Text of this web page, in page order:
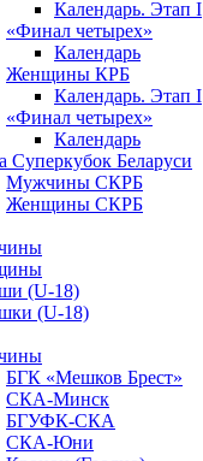
Календарь. Этап I
«Финал четырех»
Календарь
Женщины КРБ
Календарь. Этап I
«Финал четырех»
Календарь
Суперкубок Беларуси
Мужчины СКРБ
Женщины СКРБ
(U-18)
(U-18)
БГК «Мешков Брест»
СКА-Минск
БГУФК-СКА
СКА-Юни